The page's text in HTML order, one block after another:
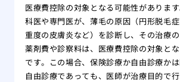
医療費控除の対象となる可能性がありま
科医や専門医が、薄毛の原因（円形脱毛症
重度の皮膚炎など）を診断し、その治療
薬剤費や診察料は、医療費控除の対象と
です。この場合、保険診療か自由診療かは
自由診療であっても、医師が治療目的で